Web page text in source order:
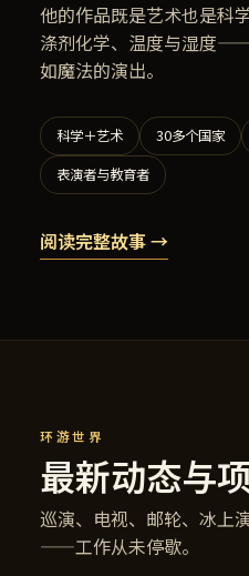
他的作品既是艺术也是科
涤剂化学、温度与湿度
如魔法的演出。
科学＋艺术 30多个国家
表演者与教育者
阅读完整故事 →
环游世界
最新动态与
巡演、电视、邮轮、冰上
——工作从未停歇。